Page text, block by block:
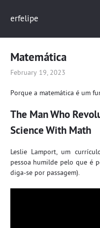
erfelipe
Matemática
February 19, 2023
Porque a matemática é um
The Man Who
Science With Math
Leslie Lamport, um
pessoa humilde pelo que é
diga-se por passagem).